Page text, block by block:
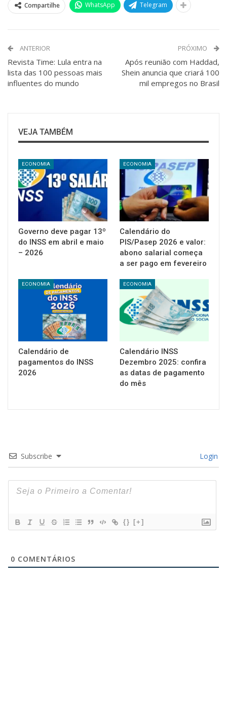
Compartilhe WhatsApp Telegram
ANTERIOR
Revista Time: Lula entra na
lista das 100 pessoas mais
influentes do mundo
PRÓXIMO
Após reunião com Haddad,
Shein anuncia que criará 100
mil empregos no Brasil
VEJA TAMBÉM
ECONOMIA
Governo deve pagar 13º
do INSS em abril e maio
– 2026
ECONOMIA
Calendário do
PIS/Pasep 2026 e valor:
abono salarial começa
a ser pago em fevereiro
ECONOMIA
Calendário de
pagamentos do INSS
2026
ECONOMIA
Calendário INSS
Dezembro 2025: confira
as datas de pagamento
do mês
Subscribe Login
{} [+]
0 COMENTÁRIOS